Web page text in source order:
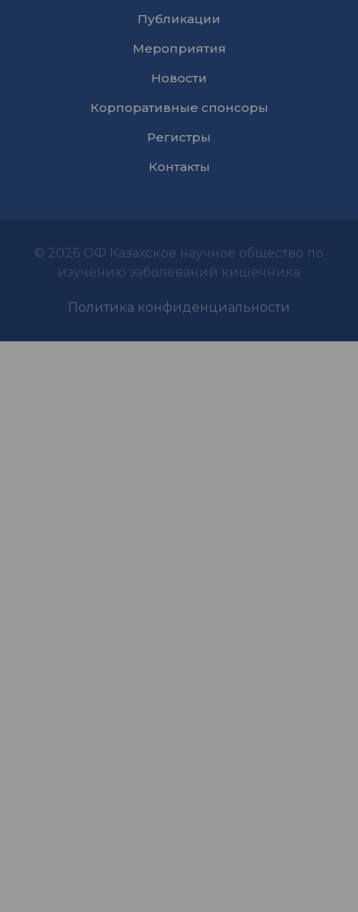
Публикации
Мероприятия
Новости
Корпоративные спонсоры
Регистры
Контакты
© 2026 ОФ Казахское научное общество по
изучению заболеваний кишечника
Политика конфиденциальности